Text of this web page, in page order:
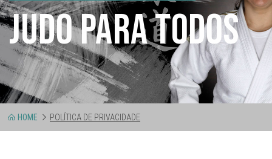
JUDO PARA TODOS
HOME POLÍTICA DE PRIVACIDADE